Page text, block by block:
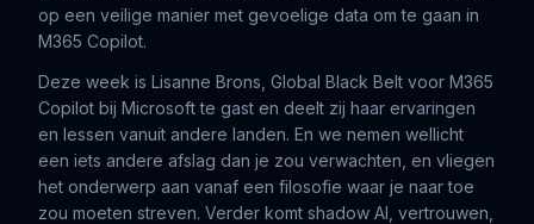
op een veilige manier met gevoelige data om te gaan in
M365 Copilot.
Deze week is Lisanne Brons, Global Black Belt voor M365
Copilot bij Microsoft te gast en deelt zij haar ervaringen
en lessen vanuit andere landen. En we nemen wellicht
een iets andere afslag dan je zou verwachten, en vliegen
het onderwerp aan vanaf een filosofie waar je naar toe
zou moeten streven. Verder komt shadow AI, vertrouwen,